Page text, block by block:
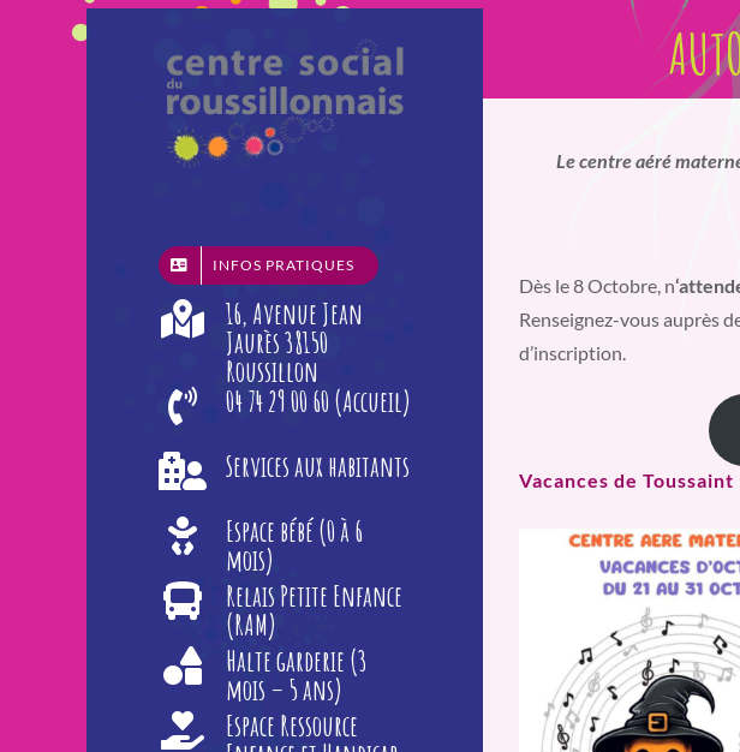
INFOS PRATIQUES
16, Avenue Jean
Jaurès 38150
Roussillon
04 74 29 00 60 (Accueil)
Services aux habitants
Espace bébé (0 à 6
mois)
Relais Petite Enfance
(RAM)
Halte garderie (3
mois – 5 ans)
Espace Ressource
Le centre aéré
Dès le 8 Octobre, n
Renseignez-vous auprès
d’inscription.
Vacances de